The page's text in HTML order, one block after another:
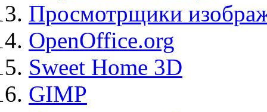
Просмотрщики
OpenOffice.org
Sweet Home 3D
GIMP